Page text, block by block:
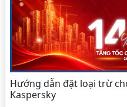
Hướng dẫn đặt loại trừ
Kaspersky